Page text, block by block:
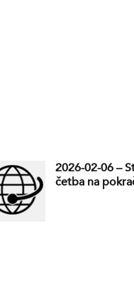
2026-02-06 –
četba na